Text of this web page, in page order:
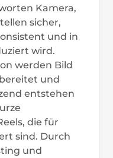
Kamera,
sicher,
und in
wird.
werden Bild
und
entstehen
die für
sind. Durch
und